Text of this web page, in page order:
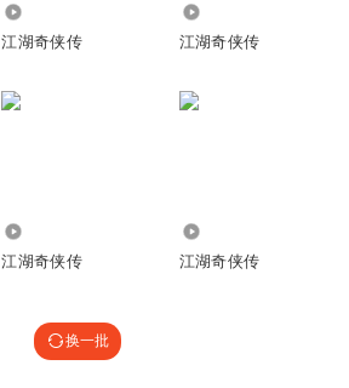
江湖奇侠传 江湖奇侠传
江湖奇侠传 江湖奇侠传
换一批